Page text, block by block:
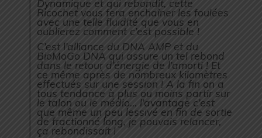
Dynamique et qui rebondit, cette
Ricochet vous fera enchaîner les foulées
avec une telle fluidité que vous en
oublierez comment c’est possible !
C’est l’alliance du DNA AMP et du
BioMoGo DNA qui assure un tel rebond
dans le retour d’énergie de l’amorti ! Et
ce même après de nombreux kilomètres
effectués sur une session ! A la fin on a
tous tendance à plus ou moins partir sur
le talon ou le médio… l’avantage c’est
que même un peu lessivé en fin de sortie
de fractionné long, je pouvais relancer,
ça rebondissait !